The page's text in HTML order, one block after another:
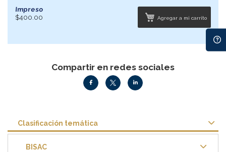
Impreso
$400.00
Agregar a mi carrito
Compartir en redes sociales
Clasificación temática
BISAC